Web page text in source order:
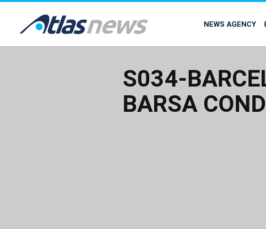
common.go-to-content
NEWS AGENCY
S034-
BARSA